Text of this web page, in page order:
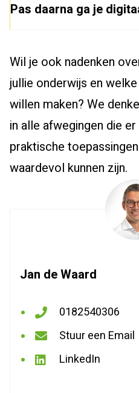
Pas daarna ga je
Wil je ook nadenken
jullie onderwijs en
willen maken? We
in alle afwegingen die
praktische
waardevol kunnen zijn.
Jan de Waard
0182540306
Bel
met
Jan
Stuur een Email
Stuur
een
LinkedIn
LinkedIn